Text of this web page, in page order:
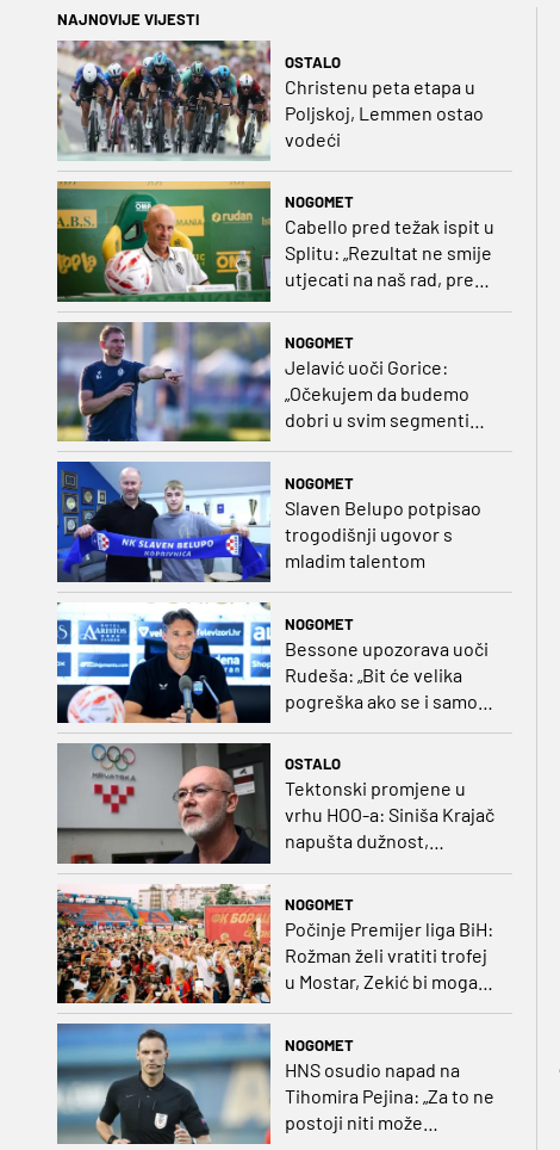
NAJNOVIJE VIJESTI
OSTALO
Christenu peta etapa u
Poljskoj, Lemmen ostao
vodeći
NOGOMET
Cabello pred težak ispit u
Splitu: „Rezultat ne smije
utjecati na naš rad, pred
NOGOMET
Jelavić uoči Gorice:
„Očekujem da budemo
dobri u svim segmentima
igre i pobjedu“
NOGOMET
Slaven Belupo potpisao
trogodišnji ugovor s
mladim talentom
NOGOMET
Bessone upozorava uoči
Rudeša: „Bit će velika
pogreška ako se i samo
OSTALO
Tektonski promjene u
vrhu HOO-a: Siniša Krajač
napušta dužnost,
NOGOMET
Počinje Premijer liga BiH:
Rožman želi vratiti trofej
u Mostar, Zekić bi mogao
biti iznenađenje
NOGOMET
HNS osudio napad na
Tihomira Pejina: „Za to ne
postoji niti može